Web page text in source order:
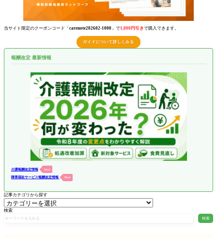
当サイト限定のクーポンコード「 carenote202602-1000 」で1,000円引きで購入できます。
ガイドについて詳しくみる
報酬改定 最新情報
介護報酬改定情報 New!
障害福祉サービス報酬改定情報 New!
記事カテゴリから探す
検索
検索